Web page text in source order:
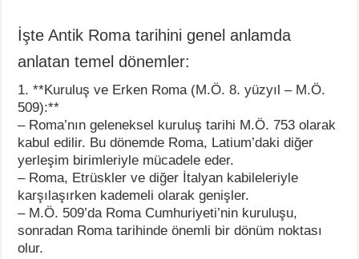
İşte Antik Roma tarihini genel anlamda
anlatan temel dönemler:
1. **Kuruluş ve Erken Roma (M.Ö. 8. yüzyıl – M.Ö.
509):**
– Roma’nın geleneksel kuruluş tarihi M.Ö. 753 olarak
kabul edilir. Bu dönemde Roma, Latium’daki diğer
yerleşim birimleriyle mücadele eder.
– Roma, Etrüskler ve diğer İtalyan kabileleriyle
karşılaşırken kademeli olarak genişler.
– M.Ö. 509’da Roma Cumhuriyeti’nin kuruluşu,
sonradan Roma tarihinde önemli bir dönüm noktası
olur.